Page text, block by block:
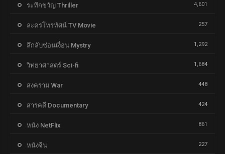
ระทึกขวัญ Thriller 4,601
ละครโทรทัศน์ TV Movie 257
ลึกลับซ่อนเงื่อน Mystry 1,292
วิทยาศาสตร์ Sci-fi 1,684
สงคราม War 448
สารคดี Documentary 424
หนัง NetFlix 861
หนังจีน 227